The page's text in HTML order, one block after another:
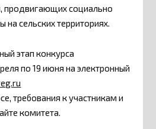
продвигающих социально
на сельских территориях.
этап конкурса
по 19 июня на электронный
требования к участникам и
комитета.